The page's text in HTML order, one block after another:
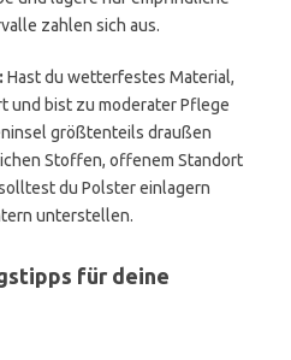
zahlen sich aus.
Hast du wetterfestes Material,
und bist zu moderater Pflege
größtenteils draußen
Stoffen, offenem Standort
du Polster einlagern
unterstellen.
für deine